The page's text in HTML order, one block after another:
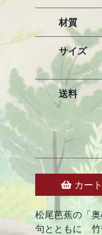
材質
サイズ
送料
カー
松尾芭蕉の「
句とともに 竹